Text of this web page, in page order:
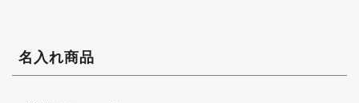
名入れ商品